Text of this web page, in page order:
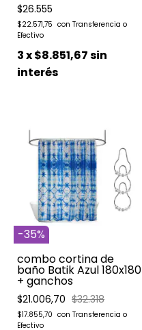
$26.555
$22.571,75
3x$8.851,67sin
interés
-35%
combo cortina de
baño Batik Azul 180x180
+ ganchos
$21.006,70 $32.318
$17.855,70